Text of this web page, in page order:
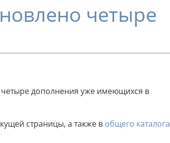
четыре
четыре дополнения уже имеющихся в
страницы, а также в общего каталога